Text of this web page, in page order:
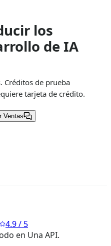
los
de IA
Créditos de prueba
tarjeta de crédito.
Ventas
4.9 / 5
en Una API.